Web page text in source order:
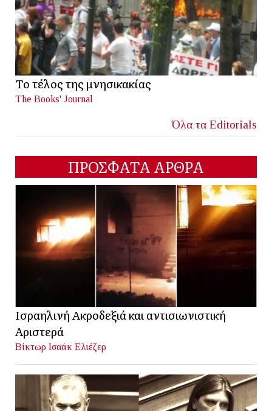
Το τέλος της μνησικακίας
The Books' Journal
Όλα τα Editorials
ΠΡΟΣΦΑΤΑ ΑΡΘΡΑ
Ισραηλινή Ακροδεξιά και αντισιωνιστική
Αριστερά
Βίκτωρ Ισαάκ Ελιέζερ